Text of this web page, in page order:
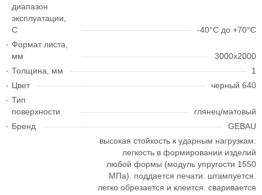
диапазон
эксплуатации,
С
-40°С до +70°С
Формат листа,
мм
3000х2000
Толщина, мм
1
Цвет
черный 640
Тип
поверхности
глянец/матовый
Бренд
GEBAU
высокая стойкость к ударным нагрузкам.
легкость в формировании изделий
любой формы (модуль упругости 1550
МПа). поддается печати. штампуется.
легко обрезается и клеится. сваривается